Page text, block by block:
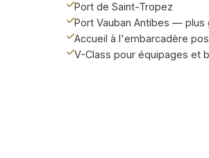
Port de Saint-Tropez
Port Vauban Antibes —
Accueil à l'embarcadère
V-Class pour équipages et